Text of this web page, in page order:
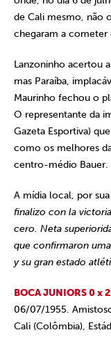
de Cali mesmo, não
chegaram a cometer
Lanzoninho acertou
mas Paraíba,
Maurinho fechou o
O representante da
Gazeta Esportiva)
como os melhores
centro-médio Bauer.
A mídia local, por
finalizo con la
cero. Neta
que confirmaron
y su gran estado
BOCA JUNIORS 0 x
06/07/1955.
Cali (Colômbia),